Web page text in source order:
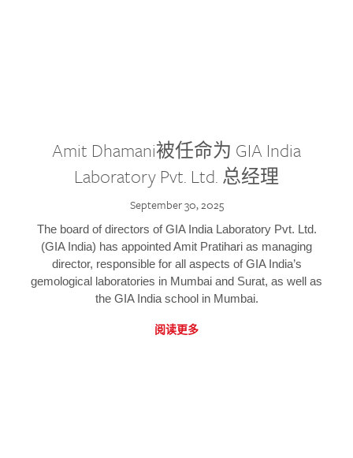
Amit Dhamani被任命为 GIA India
Laboratory Pvt. Ltd. 总经理
September 30, 2025
The board of directors of GIA India Laboratory Pvt. Ltd.
(GIA India) has appointed Amit Pratihari as managing
director, responsible for all aspects of GIA India’s
gemological laboratories in Mumbai and Surat, as well as
the GIA India school in Mumbai.
阅读更多